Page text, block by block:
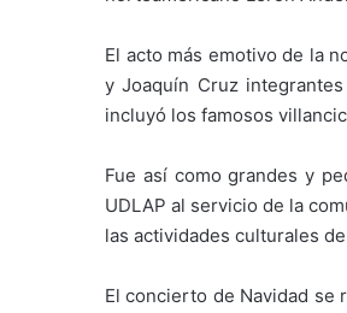
El acto más emotivo de la
y Joaquín Cruz
incluyó los famosos
Fue así como grandes y
UDLAP al servicio de la
las actividades culturales
El concierto de Navidad se